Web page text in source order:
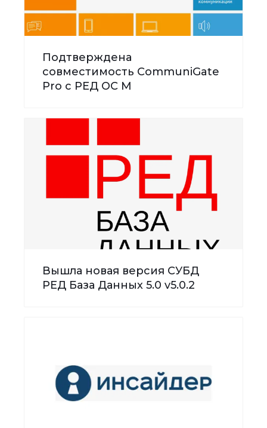
Подтверждена
совместимость CommuniGate
Pro с РЕД ОС М
Вышла новая версия СУБД
РЕД База Данных 5.0 v5.0.2